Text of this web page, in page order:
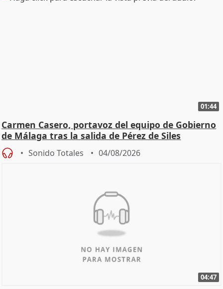
01:44
Carmen Casero, portavoz del equipo de Gobierno
de Málaga tras la salida de Pérez de Siles
Sonido Totales 04/08/2026
04:47